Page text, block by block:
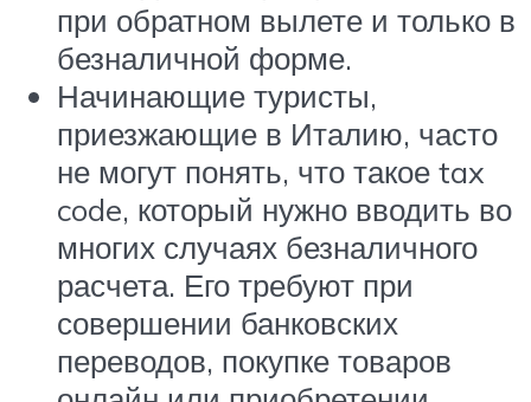
при обратном вылете и только в
безналичной форме.
Начинающие туристы,
приезжающие в Италию, часто
не могут понять, что такое tax
code, который нужно вводить во
многих случаях безналичного
расчета. Его требуют при
совершении банковских
переводов, покупке товаров